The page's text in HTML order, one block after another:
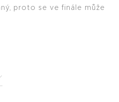
proto se ve finále může